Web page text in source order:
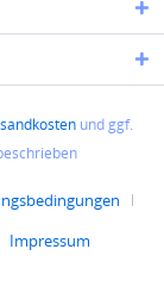
und ggf.
Impressum